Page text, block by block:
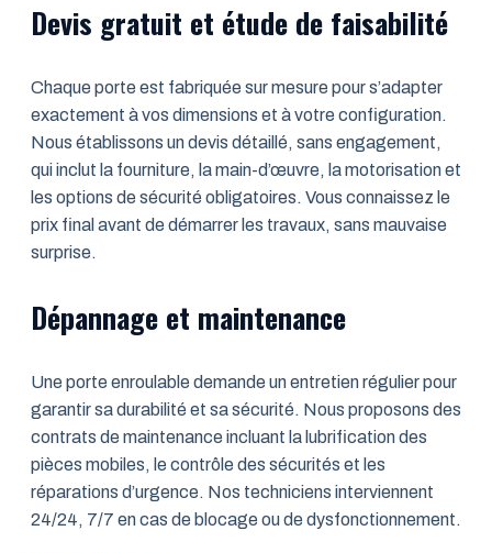
Devis gratuit et étude de faisabilité
Chaque porte est fabriquée sur mesure pour s’adapter
exactement à vos dimensions et à votre configuration.
Nous établissons un devis détaillé, sans engagement,
qui inclut la fourniture, la main-d’œuvre, la motorisation et
les options de sécurité obligatoires. Vous connaissez le
prix final avant de démarrer les travaux, sans mauvaise
surprise.
Dépannage et maintenance
Une porte enroulable demande un entretien régulier pour
garantir sa durabilité et sa sécurité. Nous proposons des
contrats de maintenance incluant la lubrification des
pièces mobiles, le contrôle des sécurités et les
réparations d’urgence. Nos techniciens interviennent
24/24, 7/7 en cas de blocage ou de dysfonctionnement.